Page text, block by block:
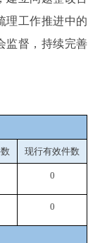
理工作推进中的
监督，持续完善
现行有效件数
0
0